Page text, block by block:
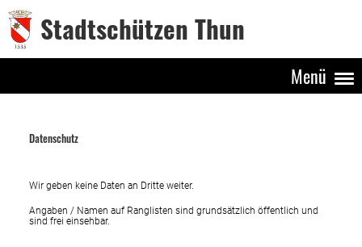
Stadtschützen Thun
Menü
Datenschutz
Wir geben keine Daten an Dritte weiter.
Angaben / Namen auf Ranglisten sind grundsätzlich öffentlich und
sind frei einsehbar.